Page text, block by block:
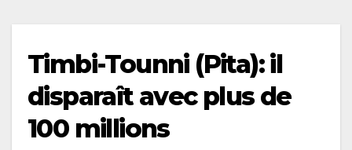
Timbi-Tounni (Pita): il
disparaît avec plus de
100 millions